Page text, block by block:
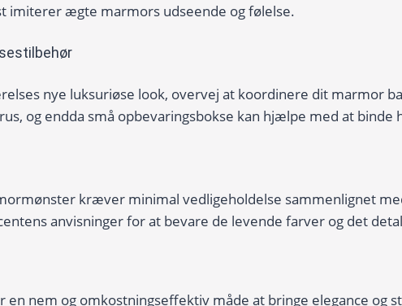
imiterer ægte marmors udseende og følelse.
nye luksuriøse look, overvej at koordinere dit marmor
og endda små opbevaringsbokse kan hjælpe med at
kræver minimal vedligeholdelse sammenlignet
anvisninger for at bevare de levende farver og det
nem og omkostningseffektiv måde at bringe elegance og